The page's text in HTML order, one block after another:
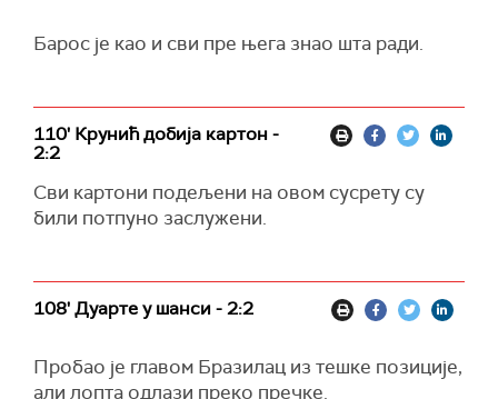
Барос је као и сви пре њега знао шта ради.
110' Крунић добија картон -
2:2
Сви картони подељени на овом сусрету су
били потпуно заслужени.
108' Дуарте у шанси - 2:2
Пробао је главом Бразилац из тешке позиције,
али лопта одлази преко пречке.